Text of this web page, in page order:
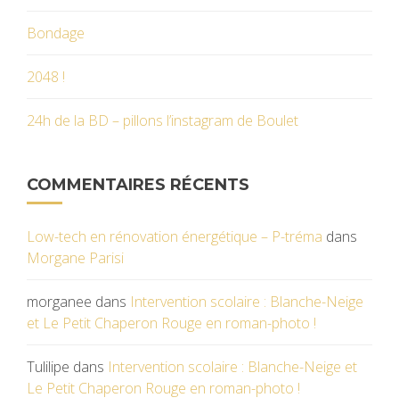
Bondage
2048 !
24h de la BD – pillons l’instagram de Boulet
COMMENTAIRES RÉCENTS
Low-tech en rénovation énergétique – P-tréma dans
Morgane Parisi
morganee dans Intervention scolaire : Blanche-Neige
et Le Petit Chaperon Rouge en roman-photo !
Tulilipe dans Intervention scolaire : Blanche-Neige et
Le Petit Chaperon Rouge en roman-photo !